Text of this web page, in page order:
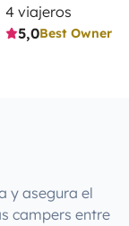
4 viajeros
5,0Best Owner
y asegura el
campers entre